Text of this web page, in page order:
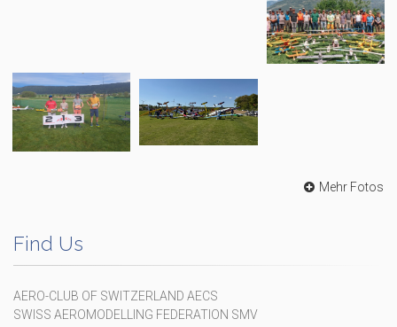
Mehr Fotos
Find Us
AERO-CLUB OF SWITZERLAND AECS
SWISS AEROMODELLING FEDERATION SMV